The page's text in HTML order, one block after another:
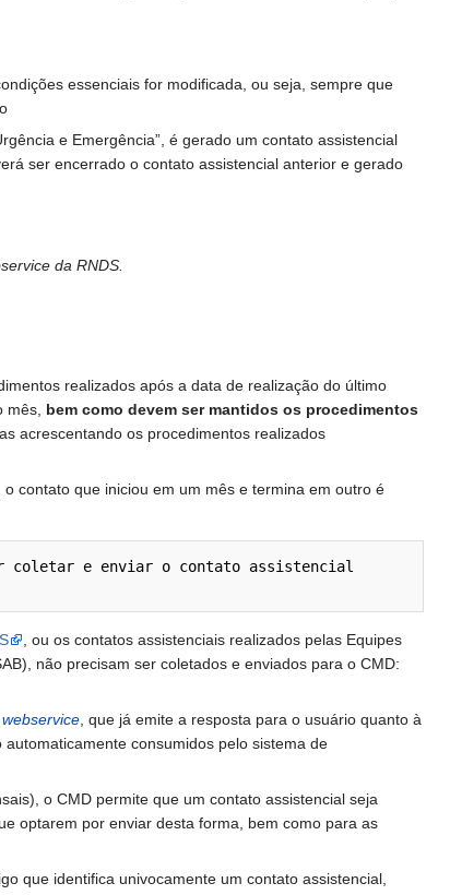
essenciais for modificada, ou seja, sempre que
e Emergência”, é gerado um contato assistencial
ser encerrado o contato assistencial anterior e gerado
da RNDS.
realizados após a data de realização do último
mês, bem como devem ser mantidos os procedimentos
acrescentando os procedimentos realizados
contato que iniciou em um mês e termina em outro é
coletar e enviar o contato assistencial
, ou os contatos assistenciais realizados pelas Equipes
não precisam ser coletados e enviados para o CMD:
webservice , que já emite a resposta para o usuário quanto à
consumidos pelo sistema de
o CMD permite que um contato assistencial seja
optarem por enviar desta forma, bem como para as
que identifica univocamente um contato assistencial,